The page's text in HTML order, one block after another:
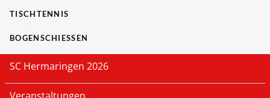
TISCHTENNIS
BOGENSCHIESSEN
SC Hermaringen 2026